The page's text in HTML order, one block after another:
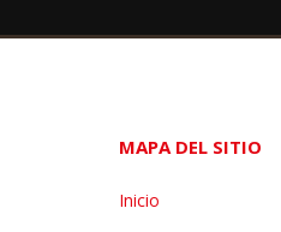
MAPA DEL SITIO
Inicio